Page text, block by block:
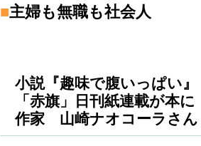
■主婦も無職も社会人
小説『趣味で腹いっぱい』
「赤旗」日刊紙連載が本に
作家 山崎ナオコーラさん